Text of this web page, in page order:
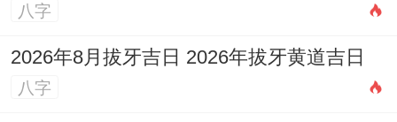
民俗禁忌须知
当在传统习俗里，有些禁忌是得不相同注意
的，它们往往蕴含着先人的经历 与智慧！
八字
2026年8月拔牙吉日 2026年拔牙黄道吉日
八字